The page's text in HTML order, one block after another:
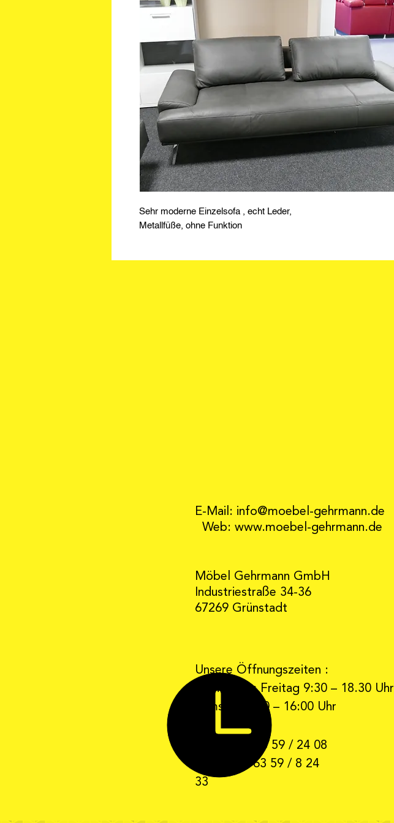
Sehr moderne Einzelsofa , echt Leder,
Metallfüße, ohne Funktion
E-Mail: info@moebel-gehrmann.de
Web: www.moebel-gehrmann.de
Möbel Gehrmann GmbH
Industriestraße 34-36
67269 Grünstadt
Unsere Öffnungszeiten :
Montag bis Freitag 9:30 – 18.30 Uhr
Samstag 9:30 – 16:00 Uhr
Telefon: 0 63 59 / 24 08
Telefax: 0 63 59 / 8 24
33